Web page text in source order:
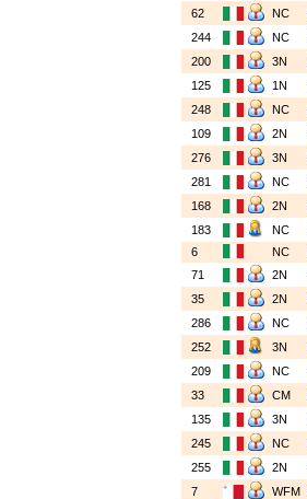
62
NC
244
NC
200
3N
125
1N
248
NC
109
2N
276
3N
281
NC
168
2N
183
NC
6
NC
71
2N
35
2N
286
NC
252
3N
209
NC
33
CM
135
3N
245
NC
255
2N
7
WFM